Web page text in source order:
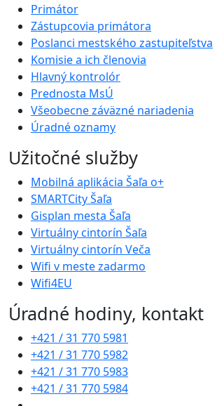
Primátor
Zástupcovia primátora
Poslanci mestského zastupiteľstva
Komisie a ich členovia
Hlavný kontrolór
Prednosta MsÚ
Všeobecne záväzné nariadenia
Úradné oznamy
Užitočné služby
Mobilná aplikácia Šaľa o+
SMARTCity Šaľa
Gisplan mesta Šaľa
Virtuálny cintorín Šaľa
Virtuálny cintorín Veča
Wifi v meste zadarmo
Wifi4EU
Úradné hodiny, kontakt
+421 / 31 770 5981
+421 / 31 770 5982
+421 / 31 770 5983
+421 / 31 770 5984